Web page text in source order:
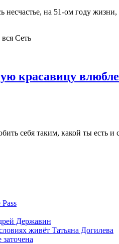
несчастье, на 51-ом году
красавицу
себя таким, какой ты есть
Державин
живёт Татьяна Догилева